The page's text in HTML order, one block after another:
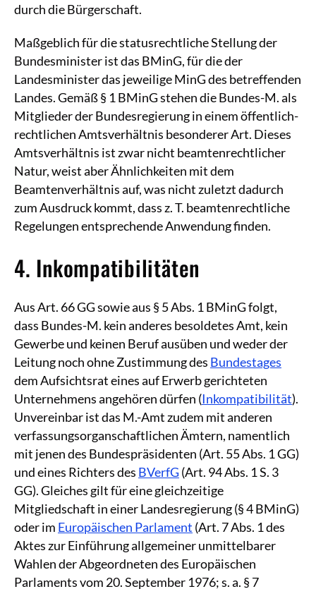
durch die Bürgerschaft.
Maßgeblich für die statusrechtliche Stellung der
Bundesminister ist das BMinG, für die der
Landesminister das jeweilige MinG des betreffenden
Landes. Gemäß § 1 BMinG stehen die Bundes-M. als
Mitglieder der Bundesregierung in einem öffentlich-
rechtlichen Amtsverhältnis besonderer Art. Dieses
Amtsverhältnis ist zwar nicht beamtenrechtlicher
Natur, weist aber Ähnlichkeiten mit dem
Beamtenverhältnis auf, was nicht zuletzt dadurch
zum Ausdruck kommt, dass z. T. beamtenrechtliche
Regelungen entsprechende Anwendung finden.
4. Inkompatibilitäten
Aus Art. 66 GG sowie aus § 5 Abs. 1 BMinG folgt,
dass Bundes-M. kein anderes besoldetes Amt, kein
Gewerbe und keinen Beruf ausüben und weder der
Leitung noch ohne Zustimmung des Bundestages
dem Aufsichtsrat eines auf Erwerb gerichteten
Unternehmens angehören dürfen (Inkompatibilität).
Unvereinbar ist das M.-Amt zudem mit anderen
verfassungsorganschaftlichen Ämtern, namentlich
mit jenen des Bundespräsidenten (Art. 55 Abs. 1 GG)
und eines Richters des BVerfG (Art. 94 Abs. 1 S. 3
GG). Gleiches gilt für eine gleichzeitige
Mitgliedschaft in einer Landesregierung (§ 4 BMinG)
oder im Europäischen Parlament (Art. 7 Abs. 1 des
Aktes zur Einführung allgemeiner unmittelbarer
Wahlen der Abgeordneten des Europäischen
Parlaments vom 20. September 1976; s. a. § 7